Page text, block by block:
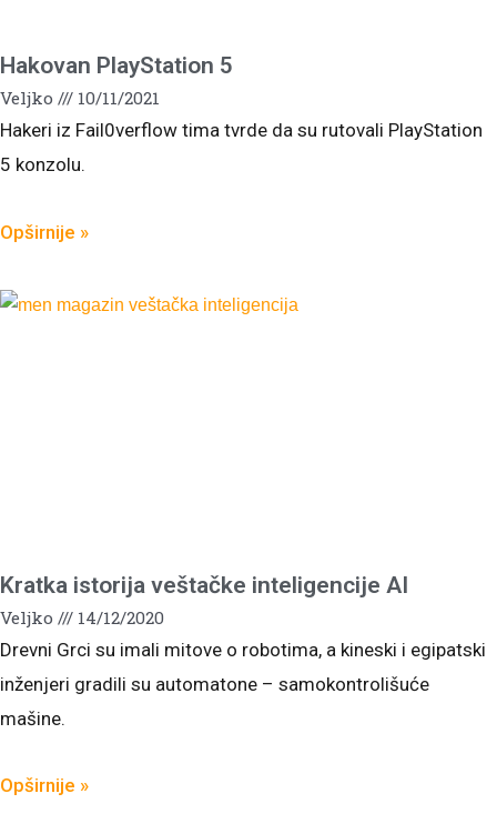
Hakovan PlayStation 5
Veljko
10/11/2021
Hakeri iz Fail0verflow tima tvrde da su rutovali PlayStation
5 konzolu.
Opširnije »
Kratka istorija veštačke inteligencije AI
Veljko
14/12/2020
Drevni Grci su imali mitove o robotima, a kineski i egipatski
inženjeri gradili su automatone – samokontrolišuće
mašine.
Opširnije »